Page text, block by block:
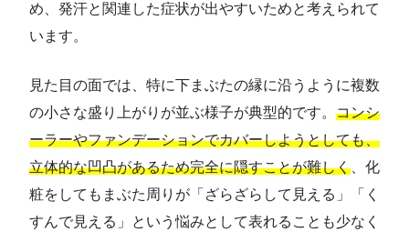
め、発汗と関連した症状が出やすいためと考えられて
います。
見た目の面では、特に下まぶたの縁に沿うように複数
の小さな盛り上がりが並ぶ様子が典型的です。 コンシ
ーラーやファンデーションでカバーしようとしても、
立体的な凹凸があるため完全に隠すことが難しく 、化
粧をしてもまぶた周りが「ざらざらして見える」「く
すんで見える」という悩みとして表れることも少なく